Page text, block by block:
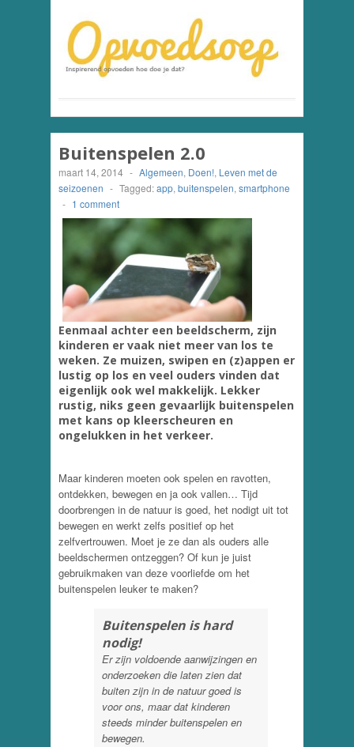
Buitenspelen 2.0
maart 14, 2014 - Algemeen, Doen!, Leven met de
seizoenen - Tagged:app, buitenspelen, smartphone
- 1 comment
Eenmaal achter een beeldscherm, zijn
kinderen er vaak niet meer van los te
weken. Ze muizen, swipen en (z)appen er
lustig op los en veel ouders vinden dat
eigenlijk ook wel makkelijk. Lekker
rustig, niks geen gevaarlijk buitenspelen
met kans op kleerscheuren en
ongelukken in het verkeer.
Maar kinderen moeten ook spelen en ravotten,
ontdekken, bewegen en ja ook vallen… Tijd
doorbrengen in de natuur is goed, het nodigt uit tot
bewegen en werkt zelfs positief op het
zelfvertrouwen. Moet je ze dan als ouders alle
beeldschermen ontzeggen? Of kun je juist
gebruikmaken van deze voorliefde om het
buitenspelen leuker te maken?
Buitenspelen is hard
nodig!
Er zijn voldoende aanwijzingen en
onderzoeken die laten zien dat
buiten zijn in de natuur goed is
voor ons, maar dat kinderen
steeds minder buitenspelen en
bewegen.